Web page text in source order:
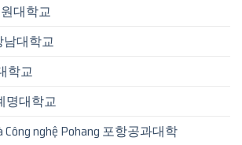
대학교
남대학교
학교
명대학교
Công nghệ Pohang 포항공과대학